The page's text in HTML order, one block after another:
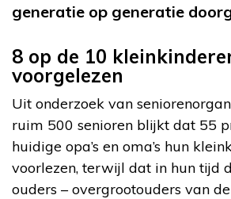
generatie op generatie
8 op de 10
voorgelezen
Uit onderzoek van
ruim 500 senioren blijkt dat 55
huidige opa’s en oma’s hun
voorlezen, terwijl dat in hun tijd
ouders – overgrootouders van